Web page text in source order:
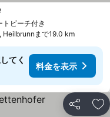
ビーチ付き
Heilbrunnまで19.0 km
てく
料金を表示
シェア お